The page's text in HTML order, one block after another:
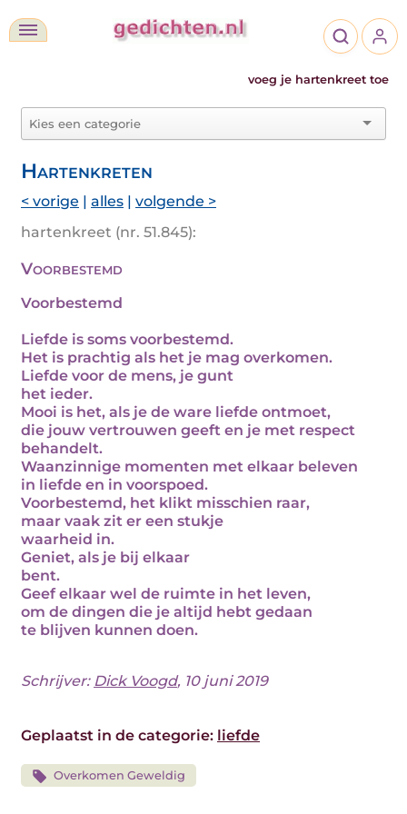
voeg je hartenkreet toe
Hartenkreten
< vorige | alles | volgende >
hartenkreet (nr. 51.845):
Voorbestemd
Voorbestemd
Liefde is soms voorbestemd.
Het is prachtig als het je mag overkomen.
Liefde voor de mens, je gunt
het ieder.
Mooi is het, als je de ware liefde ontmoet,
die jouw vertrouwen geeft en je met respect
behandelt.
Waanzinnige momenten met elkaar beleven
in liefde en in voorspoed.
Voorbestemd, het klikt misschien raar,
maar vaak zit er een stukje
waarheid in.
Geniet, als je bij elkaar
bent.
Geef elkaar wel de ruimte in het leven,
om de dingen die je altijd hebt gedaan
te blijven kunnen doen.
Schrijver: Dick Voogd, 10 juni 2019
Geplaatst in de categorie: liefde
Overkomen Geweldig